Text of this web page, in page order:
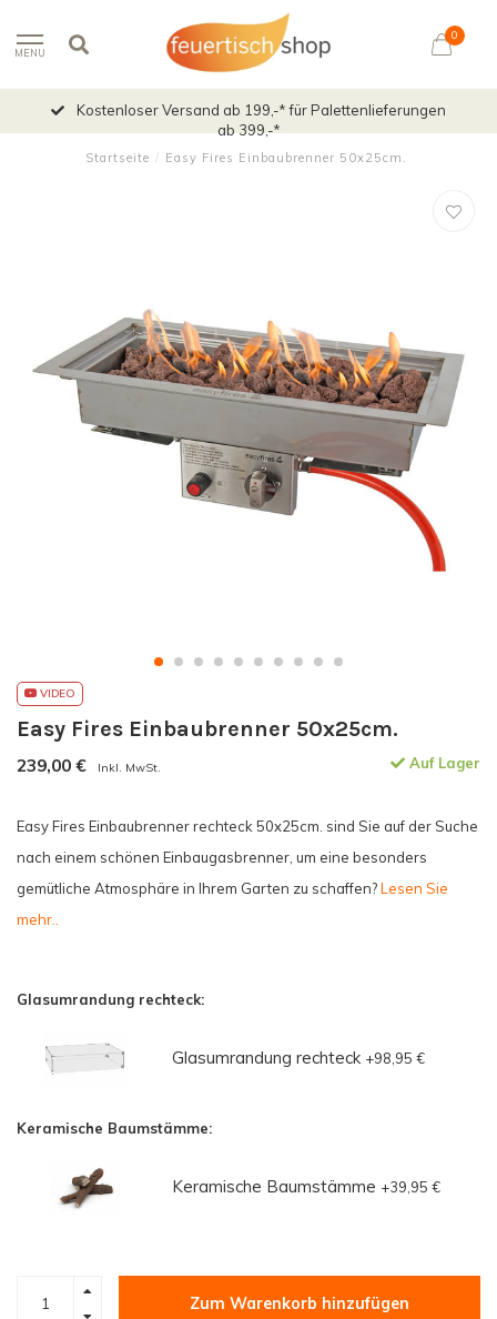
MENU
0
Kostenloser Versand ab 199,-* für Palettenlieferungen
ab 399,-*
Startseite / Easy Fires Einbaubrenner 50x25cm.
VIDEO
Easy Fires Einbaubrenner 50x25cm.
239,00 € Inkl. MwSt. Auf Lager
Easy Fires Einbaubrenner rechteck 50x25cm. sind Sie auf der Suche
nach einem schönen Einbaugasbrenner, um eine besonders
gemütliche Atmosphäre in Ihrem Garten zu schaffen?Lesen Sie
mehr..
Glasumrandung rechteck:
Glasumrandung rechteck +98,95 €
Keramische Baumstämme:
Keramische Baumstämme +39,95 €
Zum Warenkorb hinzufügen